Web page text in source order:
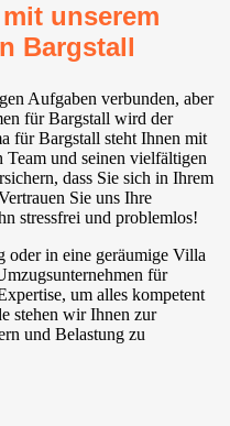
unserem
Bargstall
Aufgaben verbunden, aber
für Bargstall wird der
für Bargstall steht Ihnen mit
Team und seinen vielfältigen
dass Sie sich in Ihrem
Sie uns Ihre
stressfrei und problemlos!
oder in eine geräumige Villa
für
um alles kompetent
stehen wir Ihnen zur
und Belastung zu